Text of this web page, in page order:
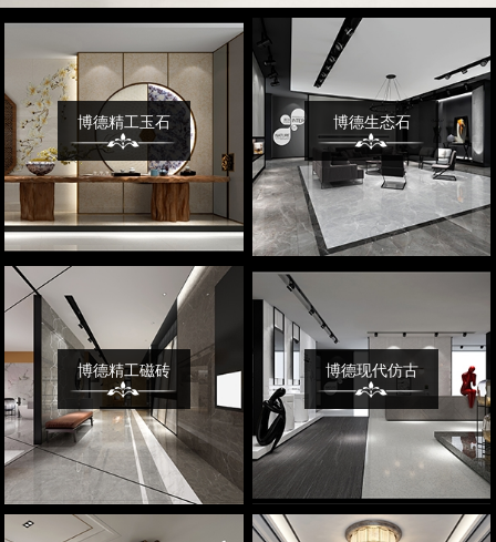
博德精工玉石 博德生态石
博德精工磁砖 博德现代仿古